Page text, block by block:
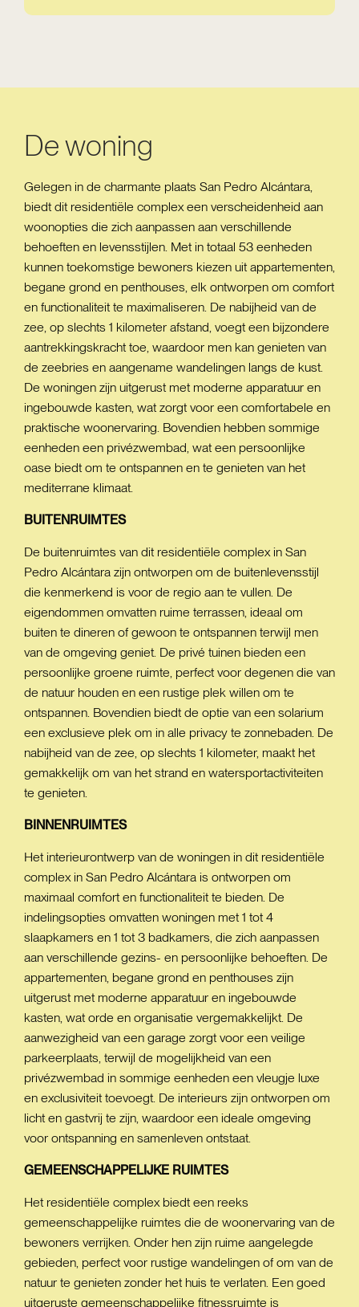
De woning
Gelegen in de charmante plaats San Pedro Alcántara,
biedt dit residentiële complex een verscheidenheid aan
woonopties die zich aanpassen aan verschillende
behoeften en levensstijlen. Met in totaal 53 eenheden
kunnen toekomstige bewoners kiezen uit appartementen,
begane grond en penthouses, elk ontworpen om comfort
en functionaliteit te maximaliseren. De nabijheid van de
zee, op slechts 1 kilometer afstand, voegt een bijzondere
aantrekkingskracht toe, waardoor men kan genieten van
de zeebries en aangename wandelingen langs de kust.
De woningen zijn uitgerust met moderne apparatuur en
ingebouwde kasten, wat zorgt voor een comfortabele en
praktische woonervaring. Bovendien hebben sommige
eenheden een privézwembad, wat een persoonlijke
oase biedt om te ontspannen en te genieten van het
mediterrane klimaat.
BUITENRUIMTES
De buitenruimtes van dit residentiële complex in San
Pedro Alcántara zijn ontworpen om de buitenlevensstijl
die kenmerkend is voor de regio aan te vullen. De
eigendommen omvatten ruime terrassen, ideaal om
buiten te dineren of gewoon te ontspannen terwijl men
van de omgeving geniet. De privé tuinen bieden een
persoonlijke groene ruimte, perfect voor degenen die van
de natuur houden en een rustige plek willen om te
ontspannen. Bovendien biedt de optie van een solarium
een exclusieve plek om in alle privacy te zonnebaden. De
nabijheid van de zee, op slechts 1 kilometer, maakt het
gemakkelijk om van het strand en watersportactiviteiten
te genieten.
BINNENRUIMTES
Het interieurontwerp van de woningen in dit residentiële
complex in San Pedro Alcántara is ontworpen om
maximaal comfort en functionaliteit te bieden. De
indelingsopties omvatten woningen met 1 tot 4
slaapkamers en 1 tot 3 badkamers, die zich aanpassen
aan verschillende gezins- en persoonlijke behoeften. De
appartementen, begane grond en penthouses zijn
uitgerust met moderne apparatuur en ingebouwde
kasten, wat orde en organisatie vergemakkelijkt. De
aanwezigheid van een garage zorgt voor een veilige
parkeerplaats, terwijl de mogelijkheid van een
privézwembad in sommige eenheden een vleugje luxe
en exclusiviteit toevoegt. De interieurs zijn ontworpen om
licht en gastvrij te zijn, waardoor een ideale omgeving
voor ontspanning en samenleven ontstaat.
GEMEENSCHAPPELIJKE RUIMTES
Het residentiële complex biedt een reeks
gemeenschappelijke ruimtes die de woonervaring van de
bewoners verrijken. Onder hen zijn ruime aangelegde
gebieden, perfect voor rustige wandelingen of om van de
natuur te genieten zonder het huis te verlaten. Een goed
uitgeruste gemeenschappelijke fitnessruimte is